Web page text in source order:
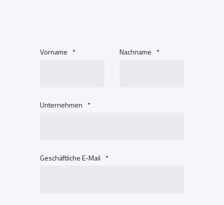
Vorname * Nachname *
Unternehmen *
Geschäftliche E-Mail *